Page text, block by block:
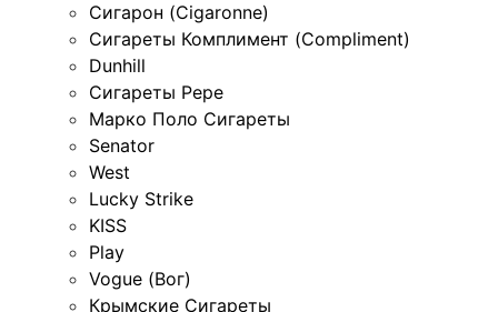
Сигарон (Cigaronne)
Сигареты Комплимент (Compliment)
Dunhill
Сигареты Pepe
Марко Поло Сигареты
Senator
West
Lucky Strike
KISS
Play
Vogue (Вог)
Крымские Сигареты